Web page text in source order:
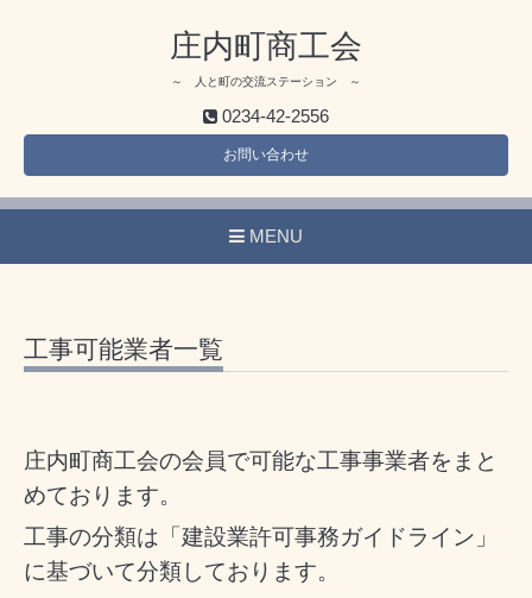
庄内町商工会
～ 人と町の交流ステーション ～
0234-42-2556
お問い合わせ
MENU
工事可能業者一覧
庄内町商工会の会員で可能な工事事業者をまと
めております。
工事の分類は「建設業許可事務ガイドライン」
に基づいて分類しております。